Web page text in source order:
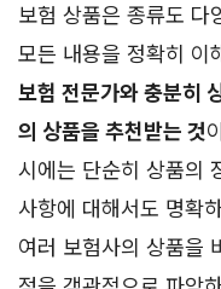
보험 상품은 종류도 다
모든 내용을 정확히 이
보험 전문가와 충분히
의 상품을 추천받는 것
시에는 단순히 상품의
사항에 대해서도 명확
여러 보험사의 상품을